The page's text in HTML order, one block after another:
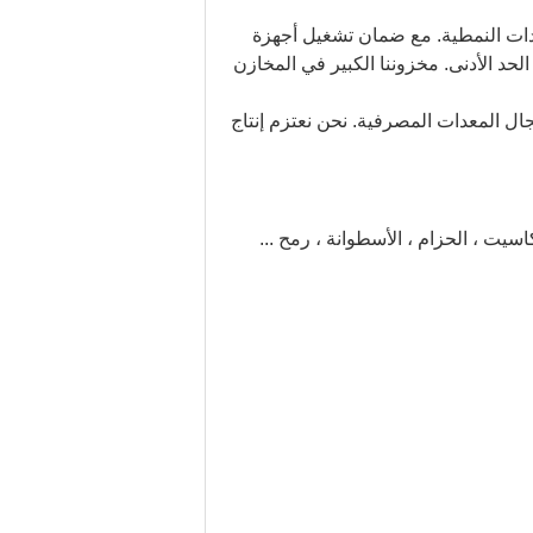
النمطية. مع ضمان تشغيل أجهزة
الأدنى. مخزوننا الكبير في المخازن
المعدات المصرفية. نحن نعتزم إنتاج